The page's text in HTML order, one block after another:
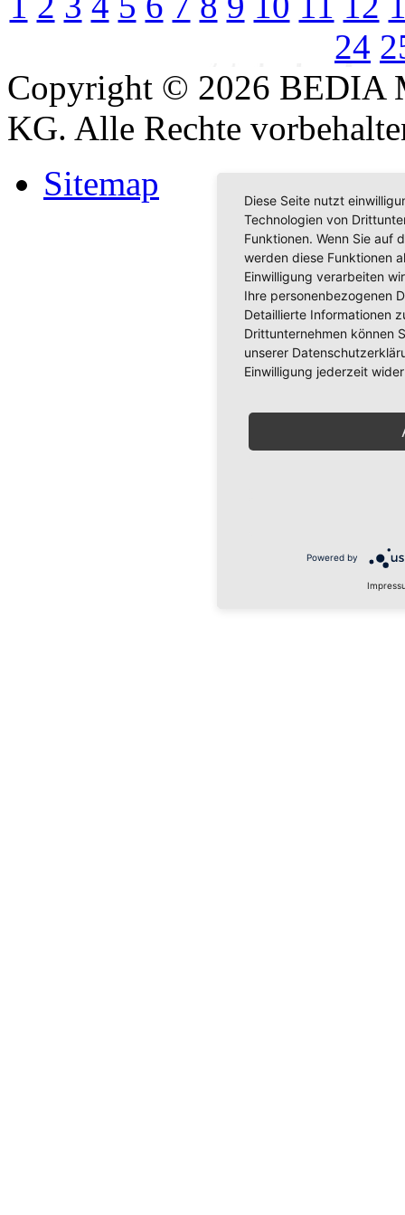
24
Copyright © 2026 BEDIA
KG. Alle Rechte
Sitemap
Diese Seite nutzt
Technologien von
Funktionen. Wenn Sie auf
werden diese Funktionen
Einwilligung verarbeiten
Ihre personenbezogenen
Detaillierte Informationen
Drittunternehmen können
unserer
Einwilligung jederzeit
Powered by